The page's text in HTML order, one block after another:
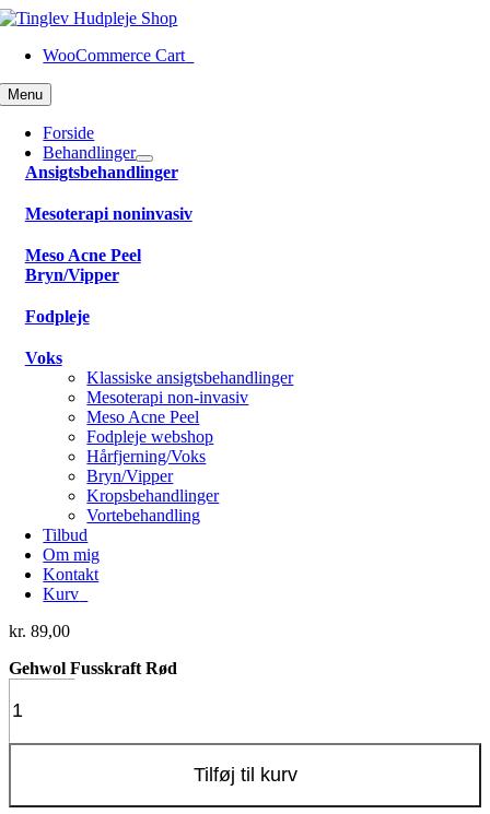
Skip
contentWooCommerce Cart
Menu
Forside
Behandlinger
Ansigtsbehandlinger
Mesoterapi noninvasiv
Meso Acne Peel
Bryn/Vipper
Fodpleje
Voks
Klassiske ansigtsbehandlinger
Mesoterapi non-invasiv
Meso Acne Peel
Fodpleje webshop
Hårfjerning/Voks
Bryn/Vipper
Kropsbehandlinger
Vortebehandling
Tilbud
Om mig
Kontakt
Kurv
kr. 89,00
Gehwol Fusskraft Rød
Fusskraft
Tilføj til kurv